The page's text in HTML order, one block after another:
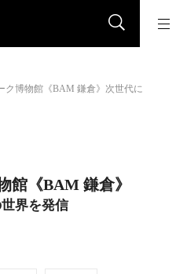
ク博物館《BAM 鎌倉》次世代に
館《BAM 鎌倉》
界を発信